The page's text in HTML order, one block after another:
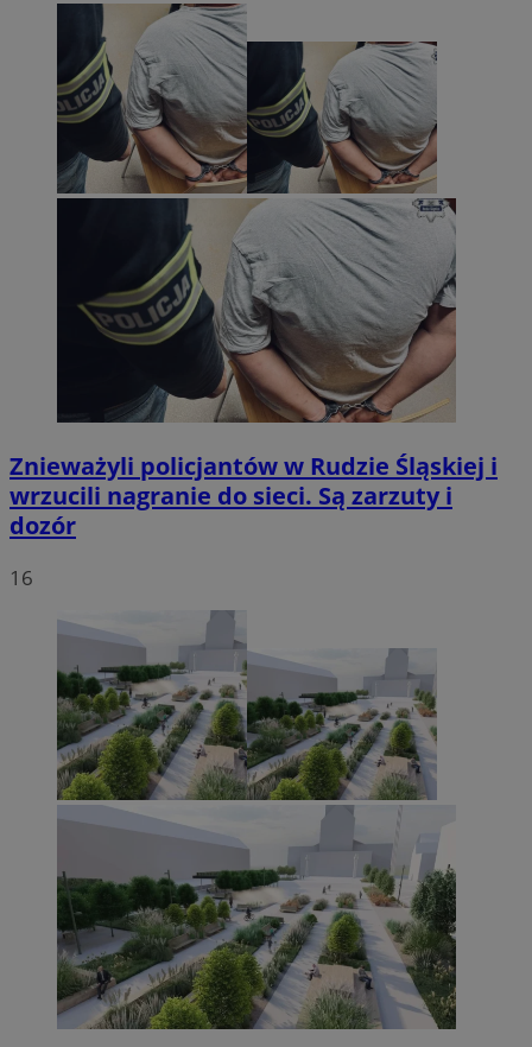
Znieważyli policjantów w Rudzie Śląskiej i
wrzucili nagranie do sieci. Są zarzuty i
dozór
16